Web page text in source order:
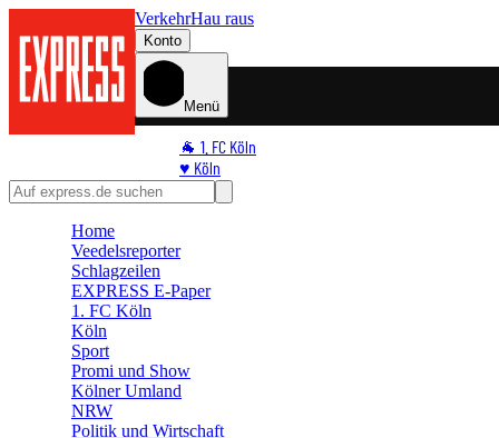
VerkehrHau raus
Konto
Menü
🐐 1. FC Köln
♥️ Köln
⭐ Promi
🛒 Shoppingwelt
Home
Veedelsreporter
Schlagzeilen
EXPRESS E-Paper
1. FC Köln
Köln
Sport
Promi und Show
Kölner Umland
NRW
Politik und Wirtschaft